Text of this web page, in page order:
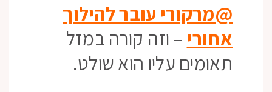
@מרקורי עובר להילוך
אחורי – וזה קורה במזל
תאומים עליו הוא שולט.